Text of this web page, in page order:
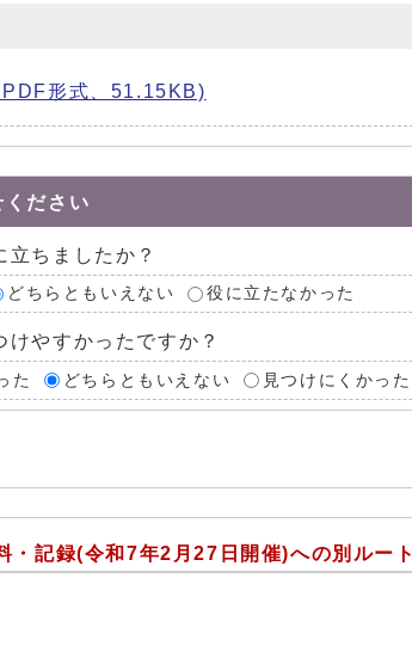
形式、51.15KB)
ください
立ちましたか？
どちらともいえない 役に立たなかった
けやすかったですか？
た どちらともいえない 見つけにくかった
・記録(令和7年2月27日開催)への別ルート